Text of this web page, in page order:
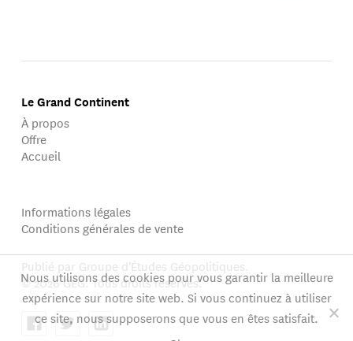
Le Grand Continent
À propos
Offre
Accueil
Informations légales
Conditions générales de vente
Publié par Groupe d'Études Géopolitiques.
© 2026 GEG. Tous droits réservés.
Nous utilisons des cookies pour vous garantir la meilleure
expérience sur notre site web. Si vous continuez à utiliser
ce site, nous supposerons que vous en êtes satisfait.